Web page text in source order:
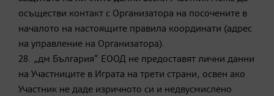
осъществи контакт с Организатора на посочените в
началото на настоящите правила координати (адрес
на управление на Организатора).
28. „дм България“ ЕООД не предоставят лични данни
на Участниците в Играта на трети страни, освен ако
Участник не даде изричното си и недвусмислено